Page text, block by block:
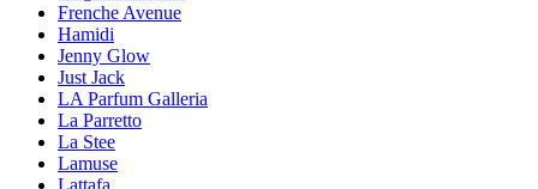
Frenche Avenue
Hamidi
Jenny Glow
Just Jack
LA Parfum Galleria
La Parretto
La Stee
Lamuse
Lattafa